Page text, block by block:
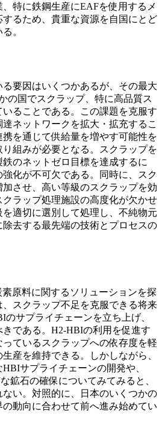
特に鉄鋼生産にEAFを使用するメ
るため、貴重な資源を自国にとど
。
要因はいくつかあるが、その最大
の国でスクラップ、特に高品質ス
ることである。この課題を克服す
ネットワークを拡大・拡充するこ
を通じて供給量を増やす可能性を
組みが必要となる。スクラップを
のネットゼロ目標を達成するに
化が不可欠である。同時に、スク
させ、高い等級のスクラップを効
ラップ処理施設の高度化が欠かせ
適切に選別して処理し、不純物元
去する最先端の技術とプロセスの
原料に関するソリューションを探
スクラップ不足を克服できる将来
サプライチェーンを立ち上げ、
である。H2-HBIの利用を促進す
ているスクラップへの依存度を軽
産を維持できる。しかしながら、
サプライチェーンの開発や、
鉱石の確保についてみてみると、
ない。対照的に、日本のいくつかの
動向に合わせて前へ進み始めてい